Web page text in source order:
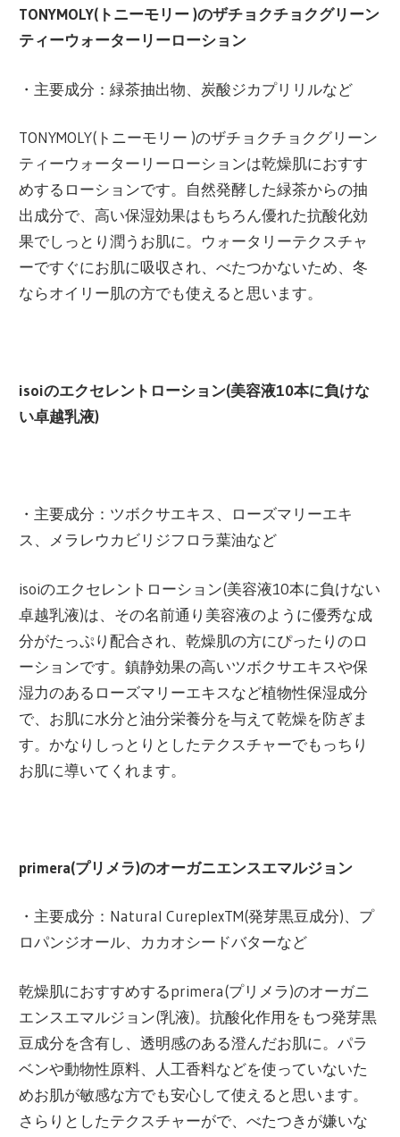
TONYMOLY(トニーモリー )のザチョクチョクグリーン
ティーウォーターリーローション
・主要成分：緑茶抽出物、炭酸ジカプリリルなど
TONYMOLY(トニーモリー )のザチョクチョクグリーン
ティーウォーターリーローションは乾燥肌におすす
めするローションです。自然発酵した緑茶からの抽
出成分で、高い保湿効果はもちろん優れた抗酸化効
果でしっとり潤うお肌に。ウォータリーテクスチャ
ーですぐにお肌に吸収され、べたつかないため、冬
ならオイリー肌の方でも使えると思います。
isoiのエクセレントローション(美容液10本に負けな
い卓越乳液)
・主要成分：ツボクサエキス、ローズマリーエキ
ス、メラレウカビリジフロラ葉油など
isoiのエクセレントローション(美容液10本に負けない
卓越乳液)は、その名前通り美容液のように優秀な成
分がたっぷり配合され、乾燥肌の方にぴったりのロ
ーションです。鎮静効果の高いツボクサエキスや保
湿力のあるローズマリーエキスなど植物性保湿成分
で、お肌に水分と油分栄養分を与えて乾燥を防ぎま
す。かなりしっとりとしたテクスチャーでもっちり
お肌に導いてくれます。
primera(プリメラ)のオーガニエンスエマルジョン
・主要成分：Natural CureplexTM(発芽黒豆成分)、プ
ロパンジオール、カカオシードバターなど
乾燥肌におすすめするprimera(プリメラ)のオーガニ
エンスエマルジョン(乳液)。抗酸化作用をもつ発芽黒
豆成分を含有し、透明感のある澄んだお肌に。パラ
ベンや動物性原料、人工香料などを使っていないた
めお肌が敏感な方でも安心して使えると思います。
さらりとしたテクスチャーがで、べたつきが嫌いな